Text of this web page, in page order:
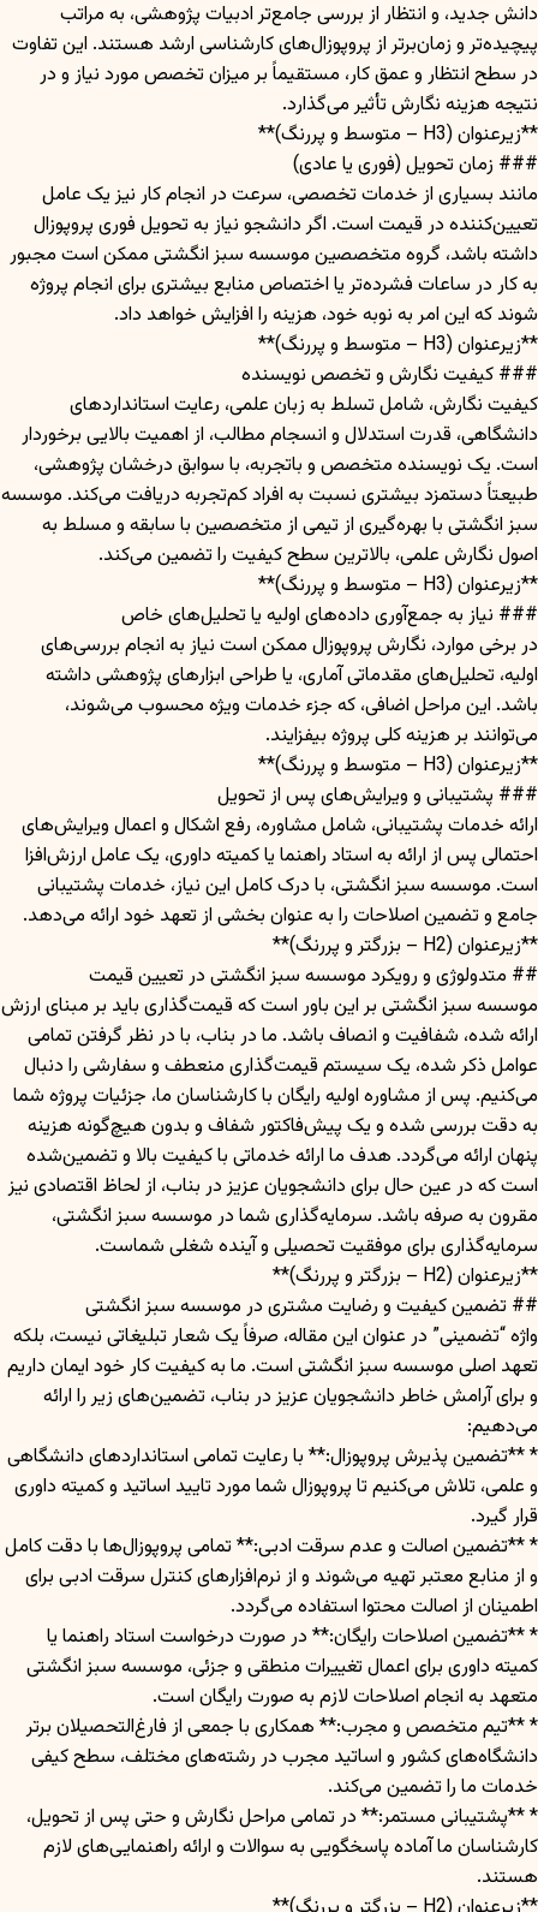
دانش جدید، و انتظار از بررسی جامع‌تر ادبیات پژوهشی، به مراتب
پیچیده‌تر و زمان‌برتر از پروپوزال‌های کارشناسی ارشد هستند. این تفاوت
در سطح انتظار و عمق کار، مستقیماً بر میزان تخصص مورد نیاز و در
نتیجه هزینه نگارش تأثیر می‌گذارد.
**زیرعنوان (H3 – متوسط و پررنگ)**
### زمان تحویل (فوری یا عادی)
مانند بسیاری از خدمات تخصصی، سرعت در انجام کار نیز یک عامل
تعیین‌کننده در قیمت است. اگر دانشجو نیاز به تحویل فوری پروپوزال
داشته باشد، گروه متخصصین موسسه سبز انگشتی ممکن است مجبور
به کار در ساعات فشرده‌تر یا اختصاص منابع بیشتری برای انجام پروژه
شوند که این امر به نوبه خود، هزینه را افزایش خواهد داد.
**زیرعنوان (H3 – متوسط و پررنگ)**
### کیفیت نگارش و تخصص نویسنده
کیفیت نگارش، شامل تسلط به زبان علمی، رعایت استانداردهای
دانشگاهی، قدرت استدلال و انسجام مطالب، از اهمیت بالایی برخوردار
است. یک نویسنده متخصص و باتجربه، با سوابق درخشان پژوهشی،
طبیعتاً دستمزد بیشتری نسبت به افراد کم‌تجربه دریافت می‌کند. موسسه
سبز انگشتی با بهره‌گیری از تیمی از متخصصین با سابقه و مسلط به
اصول نگارش علمی، بالاترین سطح کیفیت را تضمین می‌کند.
**زیرعنوان (H3 – متوسط و پررنگ)**
### نیاز به جمع‌آوری داده‌های اولیه یا تحلیل‌های خاص
در برخی موارد، نگارش پروپوزال ممکن است نیاز به انجام بررسی‌های
اولیه، تحلیل‌های مقدماتی آماری، یا طراحی ابزارهای پژوهشی داشته
باشد. این مراحل اضافی، که جزء خدمات ویژه محسوب می‌شوند،
می‌توانند بر هزینه کلی پروژه بیفزایند.
**زیرعنوان (H3 – متوسط و پررنگ)**
### پشتیبانی و ویرایش‌های پس از تحویل
ارائه خدمات پشتیبانی، شامل مشاوره، رفع اشکال و اعمال ویرایش‌های
احتمالی پس از ارائه به استاد راهنما یا کمیته داوری، یک عامل ارزش‌افزا
است. موسسه سبز انگشتی، با درک کامل این نیاز، خدمات پشتیبانی
جامع و تضمین اصلاحات را به عنوان بخشی از تعهد خود ارائه می‌دهد.
**زیرعنوان (H2 – بزرگتر و پررنگ)**
## متدولوژی و رویکرد موسسه سبز انگشتی در تعیین قیمت
موسسه سبز انگشتی بر این باور است که قیمت‌گذاری باید بر مبنای ارزش
ارائه شده، شفافیت و انصاف باشد. ما در بناب، با در نظر گرفتن تمامی
عوامل ذکر شده، یک سیستم قیمت‌گذاری منعطف و سفارشی را دنبال
می‌کنیم. پس از مشاوره اولیه رایگان با کارشناسان ما، جزئیات پروژه شما
به دقت بررسی شده و یک پیش‌فاکتور شفاف و بدون هیچ‌گونه هزینه
پنهان ارائه می‌گردد. هدف ما ارائه خدماتی با کیفیت بالا و تضمین‌شده
است که در عین حال برای دانشجویان عزیز در بناب، از لحاظ اقتصادی نیز
مقرون به صرفه باشد. سرمایه‌گذاری شما در موسسه سبز انگشتی،
سرمایه‌گذاری برای موفقیت تحصیلی و آینده شغلی شماست.
**زیرعنوان (H2 – بزرگتر و پررنگ)**
## تضمین کیفیت و رضایت مشتری در موسسه سبز انگشتی
واژه “تضمینی” در عنوان این مقاله، صرفاً یک شعار تبلیغاتی نیست، بلکه
تعهد اصلی موسسه سبز انگشتی است. ما به کیفیت کار خود ایمان داریم
و برای آرامش خاطر دانشجویان عزیز در بناب، تضمین‌های زیر را ارائه
می‌دهیم:
* **تضمین پذیرش پروپوزال:** با رعایت تمامی استانداردهای دانشگاهی
و علمی، تلاش می‌کنیم تا پروپوزال شما مورد تایید اساتید و کمیته داوری
قرار گیرد.
* **تضمین اصالت و عدم سرقت ادبی:** تمامی پروپوزال‌ها با دقت کامل
و از منابع معتبر تهیه می‌شوند و از نرم‌افزارهای کنترل سرقت ادبی برای
اطمینان از اصالت محتوا استفاده می‌گردد.
* **تضمین اصلاحات رایگان:** در صورت درخواست استاد راهنما یا
کمیته داوری برای اعمال تغییرات منطقی و جزئی، موسسه سبز انگشتی
متعهد به انجام اصلاحات لازم به صورت رایگان است.
* **تیم متخصص و مجرب:** همکاری با جمعی از فارغ‌التحصیلان برتر
دانشگاه‌های کشور و اساتید مجرب در رشته‌های مختلف، سطح کیفی
خدمات ما را تضمین می‌کند.
* **پشتیبانی مستمر:** در تمامی مراحل نگارش و حتی پس از تحویل،
کارشناسان ما آماده پاسخگویی به سوالات و ارائه راهنمایی‌های لازم
هستند.